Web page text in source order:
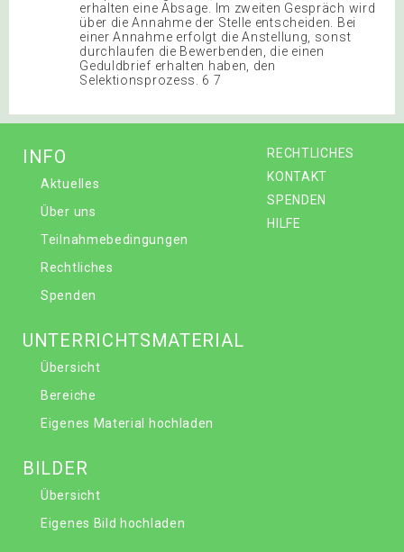
erhalten eine Absage. Im zweiten Gespräch wird
über die Annahme der Stelle entscheiden. Bei
einer Annahme erfolgt die Anstellung, sonst
durchlaufen die Bewerbenden, die einen
Geduldbrief erhalten haben, den
Selektionsprozess. 6 7
RECHTLICHES
KONTAKT
SPENDEN
HILFE
INFO
Aktuelles
Über uns
Teilnahmebedingungen
Rechtliches
Spenden
UNTERRICHTSMATERIAL
Übersicht
Bereiche
Eigenes Material hochladen
BILDER
Übersicht
Eigenes Bild hochladen